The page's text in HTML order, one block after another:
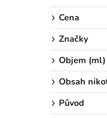
Cena
Značky
Objem (ml)
Obsah
Původ